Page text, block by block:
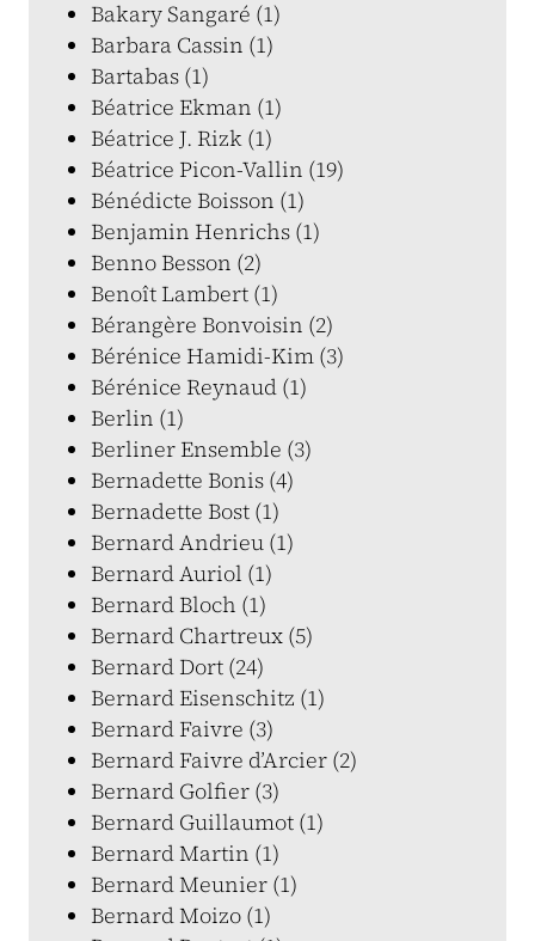
Bakary Sangaré (1)
Barbara Cassin (1)
Bartabas (1)
Béatrice Ekman (1)
Béatrice J. Rizk (1)
Béatrice Picon-Vallin (19)
Bénédicte Boisson (1)
Benjamin Henrichs (1)
Benno Besson (2)
Benoît Lambert (1)
Bérangère Bonvoisin (2)
Bérénice Hamidi-Kim (3)
Bérénice Reynaud (1)
Berlin (1)
Berliner Ensemble (3)
Bernadette Bonis (4)
Bernadette Bost (1)
Bernard Andrieu (1)
Bernard Auriol (1)
Bernard Bloch (1)
Bernard Chartreux (5)
Bernard Dort (24)
Bernard Eisenschitz (1)
Bernard Faivre (3)
Bernard Faivre d’Arcier (2)
Bernard Golfier (3)
Bernard Guillaumot (1)
Bernard Martin (1)
Bernard Meunier (1)
Bernard Moizo (1)